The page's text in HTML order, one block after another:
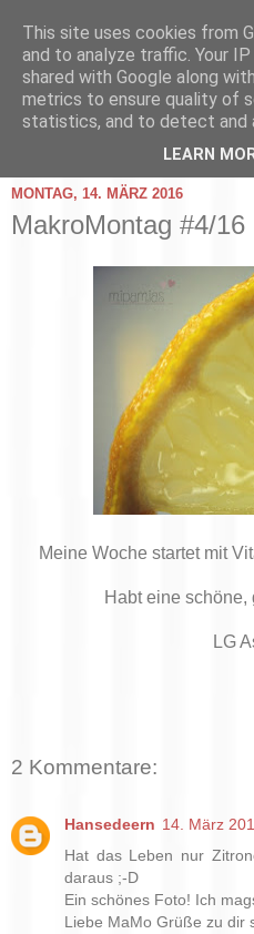
MONTAG, 14. MÄRZ 2016
MakroMontag #4/16
Meine Woche startet mit
Habt eine schöne,
LG
2 Kommentare:
Hansedeern 14. März
Hat das Leben nur
daraus ;-D
Ein schönes Foto! Ich
Liebe MaMo Grüße zu dir
This site uses cookies from
and to analyze traffic. Your
shared with Google along
metrics to ensure quality of
statistics, and to detect and
LEARN